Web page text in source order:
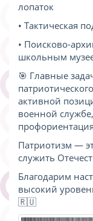
лопаток
• Тактическая
• Поисково-
школьным
🎯 Главные
активной
военной
Патриотизм —
служить
Благодарим
высокий
🇷🇺